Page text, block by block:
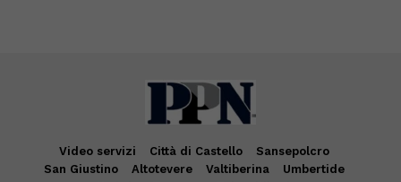
Video servizi Città di Castello
Sansepolcro
San Giustino
Altotevere Valtiberina
Umbertide